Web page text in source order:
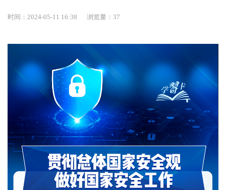
时间：2024-05-11 16:38 浏览量：37